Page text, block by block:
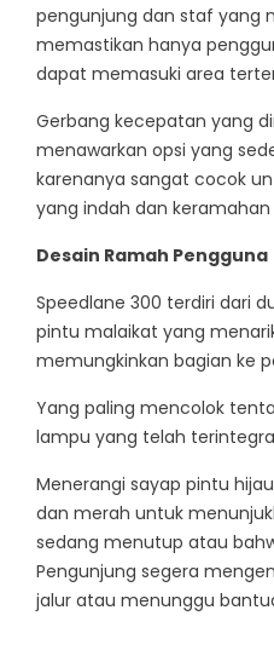
pengunjung dan staf yang
memastikan hanya
dapat memasuki area
Gerbang kecepatan yang
menawarkan opsi yang
karenanya sangat cocok
yang indah dan
Desain Ramah Pengguna
Speedlane 300 terdiri dari
pintu malaikat yang
memungkinkan bagian ke
Yang paling mencolok
lampu yang telah
Menerangi sayap pintu
dan merah untuk
sedang menutup atau
Pengunjung segera
jalur atau menunggu